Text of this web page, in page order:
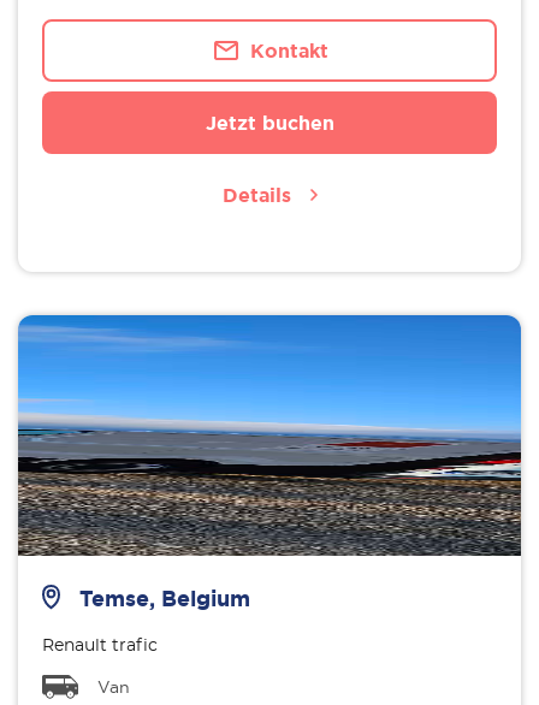
Kontakt
Jetzt buchen
Details
Temse, Belgium
Renault trafic
Van